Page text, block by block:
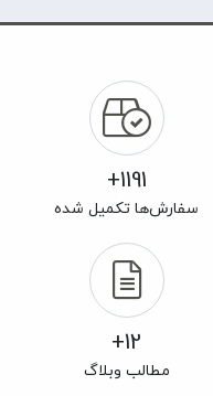
1191+
سفارش‌ها تکمیل شده
12+
مطالب وبلاگ